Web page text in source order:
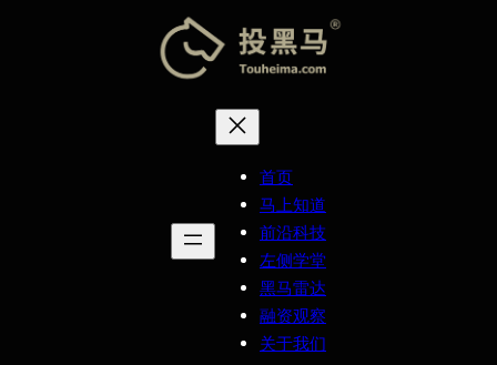
首页
马上知道
前沿科技
左侧学堂
黑马雷达
融资观察
关于我们